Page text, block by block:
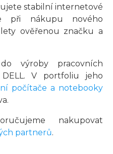
stabilní internetové
při nákupu nového
ověřenou značku a
výroby pracovních
V portfoliu jeho
počítače a notebooky
nakupovat
partnerů.